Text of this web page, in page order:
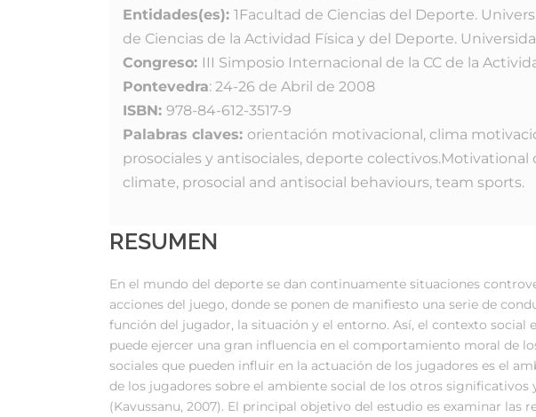
Entidades(es): 1Facultad de Ciencias del Deporte.
de Ciencias de la Actividad Física y del Deporte.
Congreso: III Simposio Internacional de la CC de la
Pontevedra: 24-26 de Abril de 2008
ISBN: 978-84-612-3517-9
Palabras claves: orientación motivacional, clima
prosociales y antisociales, deporte
climate, prosocial and antisocial behaviours, team sports.
RESUMEN
En el mundo del deporte se dan continuamente situaciones
acciones del juego, donde se ponen de manifiesto una serie de
función del jugador, la situación y el entorno. Así, el contexto social
puede ejercer una gran influencia en el comportamiento moral de
sociales que pueden influir en la actuación de los jugadores es el
de los jugadores sobre el ambiente social de los otros
(Kavussanu, 2007). El principal objetivo del estudio es examinar las